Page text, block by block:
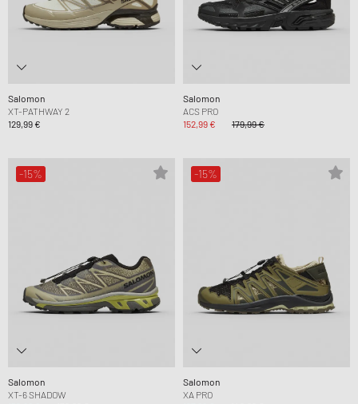
Salomon
XT-PATHWAY 2
129,99 €
Salomon
ACS PRO
152,99 €
179,99 €
-15%
Salomon
XT-6 SHADOW
-15%
Salomon
XA PRO